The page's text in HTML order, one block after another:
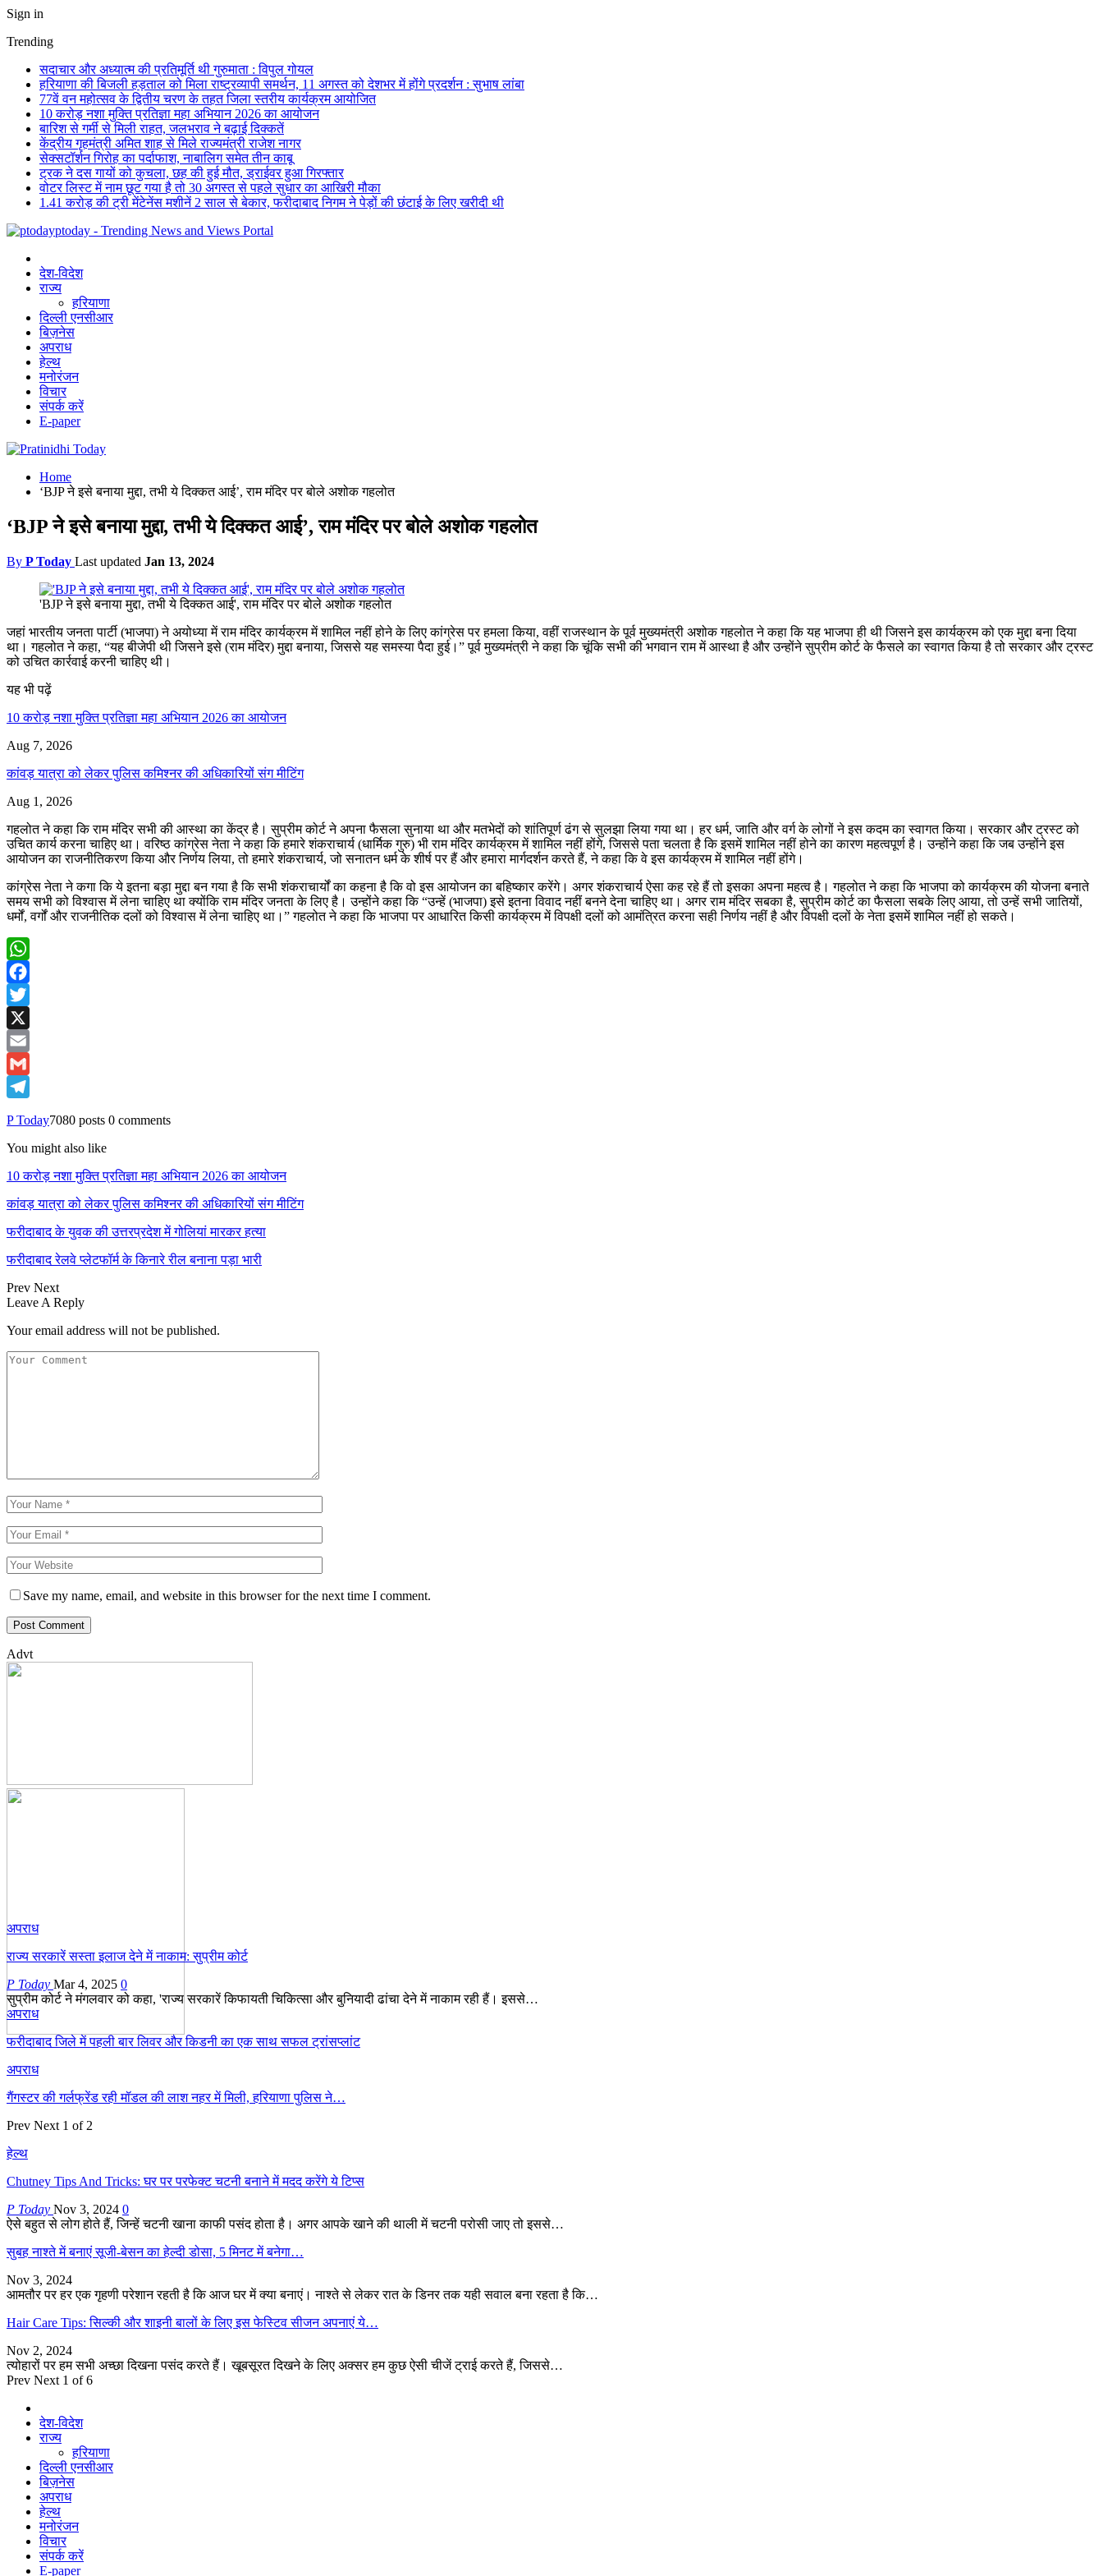
Sign in
Trending
सदाचार और अध्यात्म की प्रतिमूर्ति थी गुरुमाता : विपुल गोयल
हरियाणा की बिजली हड़ताल को मिला राष्ट्रव्यापी समर्थन, 11 अगस्त को देशभर में होंगे प्रदर्शन : सुभाष लांबा
77वें वन महोत्सव के द्वितीय चरण के तहत जिला स्तरीय कार्यक्रम आयोजित
10 करोड़ नशा मुक्ति प्रतिज्ञा महा अभियान 2026 का आयोजन
बारिश से गर्मी से मिली राहत, जलभराव ने बढ़ाई दिक्कतें
केंद्रीय गृहमंत्री अमित शाह से मिले राज्यमंत्री राजेश नागर
सेक्सटॉर्शन गिरोह का पर्दाफाश, नाबालिग समेत तीन काबू
ट्रक ने दस गायों को कुचला, छह की हुई मौत, ड्राईवर हुआ गिरफ्तार
वोटर लिस्ट में नाम छूट गया है तो 30 अगस्त से पहले सुधार का आखिरी मौका
1.41 करोड़ की ट्री मेंटेनेंस मशीनें 2 साल से बेकार, फरीदाबाद निगम ने पेड़ों की छंटाई के लिए खरीदी थी
ptoday - Trending News and Views Portal
देश-विदेश
राज्य
हरियाणा
दिल्ली एनसीआर
बिज़नेस
अपराध
हेल्थ
मनोरंजन
विचार
संपर्क करें
E-paper
Home
‘BJP ने इसे बनाया मुद्दा, तभी ये दिक्कत आई’, राम मंदिर पर बोले अशोक गहलोत
‘BJP ने इसे बनाया मुद्दा, तभी ये दिक्कत आई’, राम मंदिर पर बोले अशोक गहलोत
By P Today Last updated Jan 13, 2024
'BJP ने इसे बनाया मुद्दा, तभी ये दिक्कत आई', राम मंदिर पर बोले अशोक गहलोत
जहां भारतीय जनता पार्टी (भाजपा) ने अयोध्या में राम मंदिर कार्यक्रम में शामिल नहीं होने के लिए कांग्रेस पर हमला किया, वहीं राजस्थान के पूर्व मुख्यमंत्री अशोक गहलोत ने कहा कि यह भाजपा ही थी जिसने इस कार्यक्रम को एक मुद्दा बना दिया
था। गहलोत ने कहा, “यह बीजेपी थी जिसने इसे (राम मंदिर) मुद्दा बनाया, जिससे यह समस्या पैदा हुई।” पूर्व मुख्यमंत्री ने कहा कि चूंकि सभी की भगवान राम में आस्था है और उन्होंने सुप्रीम कोर्ट के फैसले का स्वागत किया है तो सरकार और ट्रस्ट
को उचित कार्रवाई करनी चाहिए थी।
यह भी पढ़ें
10 करोड़ नशा मुक्ति प्रतिज्ञा महा अभियान 2026 का आयोजन
Aug 7, 2026
कांवड़ यात्रा को लेकर पुलिस कमिश्नर की अधिकारियों संग मीटिंग
Aug 1, 2026
गहलोत ने कहा कि राम मंदिर सभी की आस्था का केंद्र है। सुप्रीम कोर्ट ने अपना फैसला सुनाया था और मतभेदों को शांतिपूर्ण ढंग से सुलझा लिया गया था। हर धर्म, जाति और वर्ग के लोगों ने इस कदम का स्वागत किया। सरकार और ट्रस्ट को
उचित कार्य करना चाहिए था। वरिष्ठ कांग्रेस नेता ने कहा कि हमारे शंकराचार्य (धार्मिक गुरु) भी राम मंदिर कार्यक्रम में शामिल नहीं होंगे, जिससे पता चलता है कि इसमें शामिल नहीं होने का कारण महत्वपूर्ण है। उन्होंने कहा कि जब उन्होंने इस
आयोजन का राजनीतिकरण किया और निर्णय लिया, तो हमारे शंकराचार्य, जो सनातन धर्म के शीर्ष पर हैं और हमारा मार्गदर्शन करते हैं, ने कहा कि वे इस कार्यक्रम में शामिल नहीं होंगे।
कांग्रेस नेता ने कगा कि ये इतना बड़ा मुद्दा बन गया है कि सभी शंकराचार्यों का कहना है कि वो इस आयोजन का बहिष्कार करेंगे। अगर शंकराचार्य ऐसा कह रहे हैं तो इसका अपना महत्व है। गहलोत ने कहा कि भाजपा को कार्यक्रम की योजना बनाते
समय सभी को विश्वास में लेना चाहिए था क्योंकि राम मंदिर जनता के लिए है। उन्होंने कहा कि “उन्हें (भाजपा) इसे इतना विवाद नहीं बनने देना चाहिए था। अगर राम मंदिर सबका है, सुप्रीम कोर्ट का फैसला सबके लिए आया, तो उन्हें सभी जातियों,
धर्मों, वर्गों और राजनीतिक दलों को विश्वास में लेना चाहिए था।” गहलोत ने कहा कि भाजपा पर आधारित किसी कार्यक्रम में विपक्षी दलों को आमंत्रित करना सही निर्णय नहीं है और विपक्षी दलों के नेता इसमें शामिल नहीं हो सकते।
WhatsApp
Facebook
Twitter
X
Email
Gmail
P Today7080 posts 0 comments
You might also like
10 करोड़ नशा मुक्ति प्रतिज्ञा महा अभियान 2026 का आयोजन
कांवड़ यात्रा को लेकर पुलिस कमिश्नर की अधिकारियों संग मीटिंग
फरीदाबाद के युवक की उत्तरप्रदेश में गोलियां मारकर हत्या
फरीदाबाद रेलवे प्लेटफॉर्म के किनारे रील बनाना पड़ा भारी
Prev Next
Leave A Reply
Your email address will not be published.
Save my name, email, and website in this browser for the next time I comment.
Advt
अपराध
राज्य सरकारें सस्ता इलाज देने में नाकाम: सुप्रीम कोर्ट
P Today Mar 4, 2025 0
सुप्रीम कोर्ट ने मंगलवार को कहा, 'राज्य सरकारें किफायती चिकित्सा और बुनियादी ढांचा देने में नाकाम रही हैं। इससे…
अपराध
फरीदाबाद जिले में पहली बार लिवर और किडनी का एक साथ सफल ट्रांसप्लांट
अपराध
गैंगस्टर की गर्लफ्रेंड रही मॉडल की लाश नहर में मिली, हरियाणा पुलिस ने…
Prev Next 1 of 2
हेल्थ
Chutney Tips And Tricks: घर पर परफेक्ट चटनी बनाने में मदद करेंगे ये टिप्स
P Today Nov 3, 2024 0
ऐसे बहुत से लोग होते हैं, जिन्हें चटनी खाना काफी पसंद होता है। अगर आपके खाने की थाली में चटनी परोसी जाए तो इससे…
सुबह नाश्ते में बनाएं सूजी-बेसन का हेल्दी डोसा, 5 मिनट में बनेगा…
Nov 3, 2024
आमतौर पर हर एक गृहणी परेशान रहती है कि आज घर में क्या बनाएं। नाश्ते से लेकर रात के डिनर तक यही सवाल बना रहता है कि…
Hair Care Tips: सिल्की और शाइनी बालों के लिए इस फेस्टिव सीजन अपनाएं ये…
Nov 2, 2024
त्योहारों पर हम सभी अच्छा दिखना पसंद करते हैं। खूबसूरत दिखने के लिए अक्सर हम कुछ ऐसी चीजें ट्राई करते हैं, जिससे…
Prev Next 1 of 6
देश-विदेश
राज्य
हरियाणा
दिल्ली एनसीआर
बिज़नेस
अपराध
हेल्थ
मनोरंजन
विचार
संपर्क करें
E-paper